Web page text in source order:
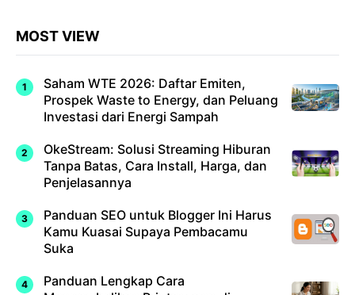
MOST VIEW
Saham WTE 2026: Daftar Emiten,
Prospek Waste to Energy, dan Peluang
Investasi dari Energi Sampah
OkeStream: Solusi Streaming Hiburan
Tanpa Batas, Cara Install, Harga, dan
Penjelasannya
Panduan SEO untuk Blogger Ini Harus
Kamu Kuasai Supaya Pembacamu
Suka
Panduan Lengkap Cara